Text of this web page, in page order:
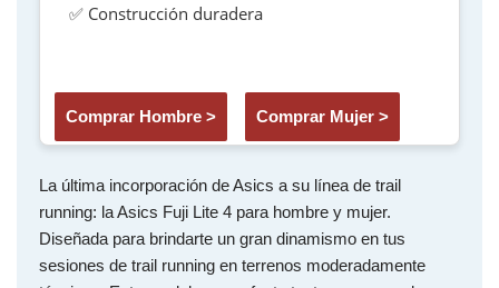
✅ Construcción duradera
Comprar Hombre > Comprar Mujer >
La última incorporación de Asics a su línea de trail
running: la Asics Fuji Lite 4 para hombre y mujer.
Diseñada para brindarte un gran dinamismo en tus
sesiones de trail running en terrenos moderadamente